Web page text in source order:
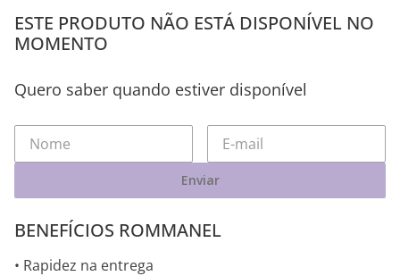
ESTE PRODUTO NÃO ESTÁ DISPONÍVEL NO
MOMENTO
Quero saber quando estiver disponível
Enviar
BENEFÍCIOS ROMMANEL
• Rapidez na entrega